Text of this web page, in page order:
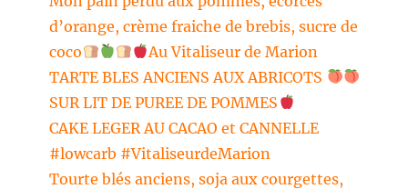
d’orange, crème fraiche de brebis, sucre de
coco
Au Vitaliseur de Marion
TARTE BLES ANCIENS AUX ABRICOTS
SUR LIT DE PUREE DE POMMES
CAKE LEGER AU CACAO et CANNELLE
#lowcarb #VitaliseurdeMarion
Tourte blés anciens, soja aux courgettes,